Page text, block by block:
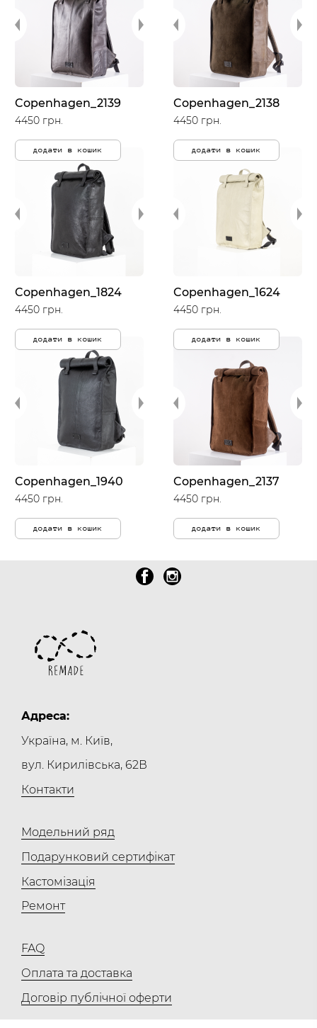
Copenhagen_2139
4450 грн.
додати в кошик
Copenhagen_2138
4450 грн.
додати в кошик
Copenhagen_1824
4450 грн.
додати в кошик
Copenhagen_1624
4450 грн.
додати в кошик
Copenhagen_1940
4450 грн.
додати в кошик
Copenhagen_2137
4450 грн.
додати в кошик
Адреса:
Україна, м. Київ,
вул. Кирилівська, 62В
Контакти
Модельний ряд
Подарунковий сертифікат
Кастомізація
Ремонт
FAQ
Оплата та доставка
Договір публічної оферти